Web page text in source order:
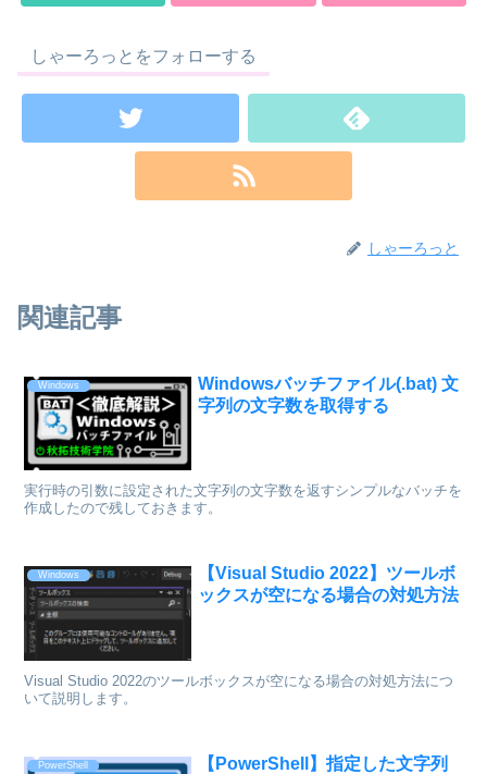
しゃーろっとをフォローする
しゃーろっと
関連記事
Windows
Windowsバッチファイル(.bat) 文
字列の文字数を取得する
実行時の引数に設定された文字列の文字数を返すシンプルなバッチを
作成したので残しておきます。
Windows
【Visual Studio 2022】ツールボ
ックスが空になる場合の対処方法
Visual Studio 2022のツールボックスが空になる場合の対処方法につ
いて説明します。
PowerShell
【PowerShell】指定した文字列